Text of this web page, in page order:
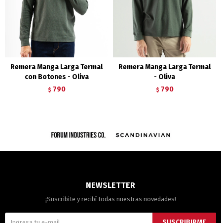
Remera Manga Larga Termal
con Botones - Oliva
$ 790
Remera Manga Larga Termal
- Oliva
$ 790
NEWSLETTER
¡Suscribite y recibí todas nuestras novedades!